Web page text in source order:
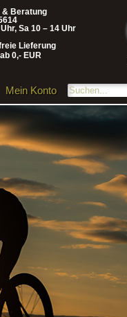
Lieferung
0,- EUR
Beratung
Sa 10 – 14 Uhr
Mein Konto